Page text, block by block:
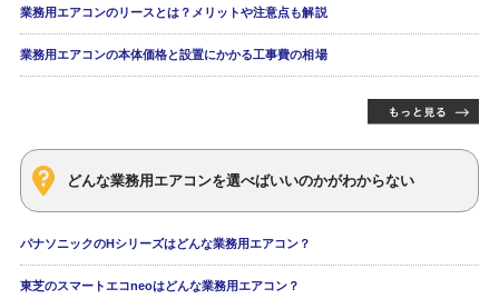
業務用エアコンのリースとは？メリットや注意点も解説
業務用エアコンの本体価格と設置にかかる工事費の相場
どんな業務用エアコンを選べばいいのかがわからない
パナソニックのHシリーズはどんな業務用エアコン？
東芝のスマートエコneoはどんな業務用エアコン？